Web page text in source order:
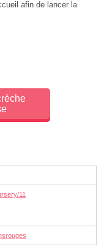
afin de lancer la
11